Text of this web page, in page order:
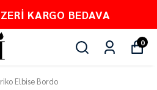
KARGO BEDAVA
0
Elbise Bordo